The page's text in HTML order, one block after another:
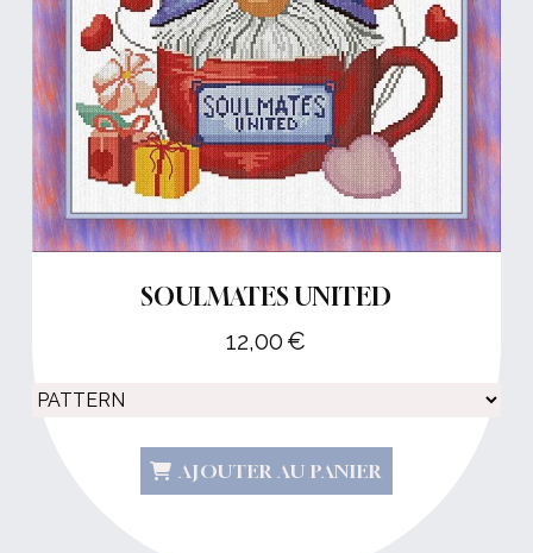
SOULMATES UNITED
12,00€
AJOUTER AU PANIER